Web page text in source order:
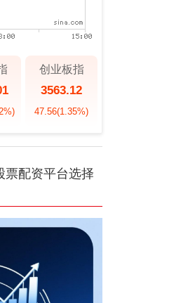
创业板指
3563.12
47.56(1.35%)
票配资平台选择